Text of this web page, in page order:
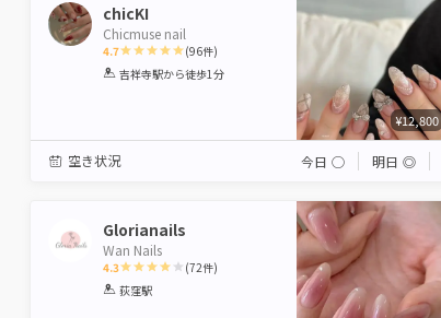
chicKI
Chicmuse nail
4.7
1 2 3 4 5
(96件)
吉祥寺駅から徒歩1分
¥12,800
空き状況 今日 ◯ 明日 ◎
Glorianails
Wan Nails
4.3
1 2 3
(72件)
荻窪駅